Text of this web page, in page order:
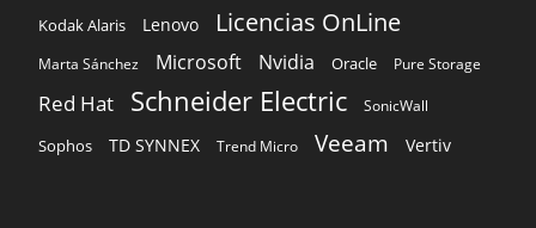
Kodak Alaris Lenovo Licencias OnLine
Marta Sánchez Microsoft Nvidia Oracle Pure Storage
Red Hat Schneider Electric SonicWall
Sophos TD SYNNEX Trend Micro Veeam Vertiv